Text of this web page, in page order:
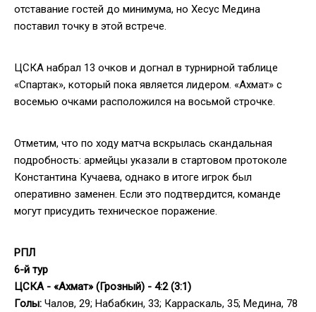
отставание гостей до минимума, но Хесус Медина
поставил точку в этой встрече.
ЦСКА набрал 13 очков и догнал в турнирной таблице
«Спартак», который пока является лидером. «Ахмат» с
восемью очками расположился на восьмой строчке.
Отметим, что по ходу матча вскрылась скандальная
подробность: армейцы указали в стартовом протоколе
Константина Кучаева, однако в итоге игрок был
оперативно заменен. Если это подтвердится, команде
могут присудить техническое поражение.
РПЛ
6-й тур
ЦСКА - «Ахмат» (Грозный) - 4:2 (3:1)
Голы: Чалов, 29; Набабкин, 33; Карраскаль, 35; Медина, 78